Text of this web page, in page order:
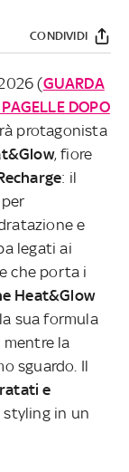
CONDIVIDI
(GUARDA
DOPO
protagonista
, fiore
: il
e
legati ai
che porta i
Heat&Glow
sua formula
la
sguardo. Il
e
in un